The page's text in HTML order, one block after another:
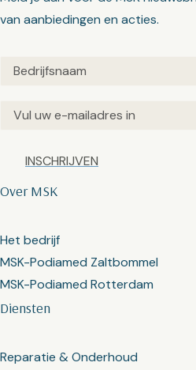
Diensten
Reparatie & Onderhoud
Over MSK
Het bedrijf
MSK-Podiamed Zaltbommel
MSK-Podiamed Rotterdam
van aanbiedingen en acties.
Untitled(Vereist)
Email(Vereist)
Captcha